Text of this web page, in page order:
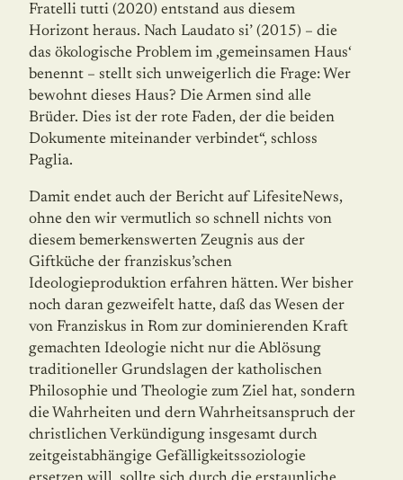
Fratelli tutti (2020) entstand aus diesem
Horizont heraus. Nach Laudato si’ (2015) – die
das ökologische Problem im ‚gemeinsamen Haus‘
benennt – stellt sich unweigerlich die Frage: Wer
bewohnt dieses Haus? Die Armen sind alle
Brüder. Dies ist der rote Faden, der die beiden
Dokumente miteinander verbindet“, schloss
Paglia.
Damit endet auch der Bericht auf LifesiteNews,
ohne den wir vermutlich so schnell nichts von
diesem bemerkenswerten Zeugnis aus der
Giftküche der franziskus’schen
Ideologieproduktion erfahren hätten. Wer bisher
noch daran gezweifelt hatte, daß das Wesen der
von Franziskus in Rom zur dominierenden Kraft
gemachten Ideologie nicht nur die Ablösung
traditioneller Grundslagen der katholischen
Philosophie und Theologie zum Ziel hat, sondern
die Wahrheiten und dern Wahrheitsanspruch der
christlichen Verkündigung insgesamt durch
zeitgeistabhängige Gefälligkeitssoziologie